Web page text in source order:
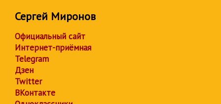
Сергей Миронов
Официальный сайт
Интернет-приёмная
Telegram
Дзен
Twitter
ВКонтакте